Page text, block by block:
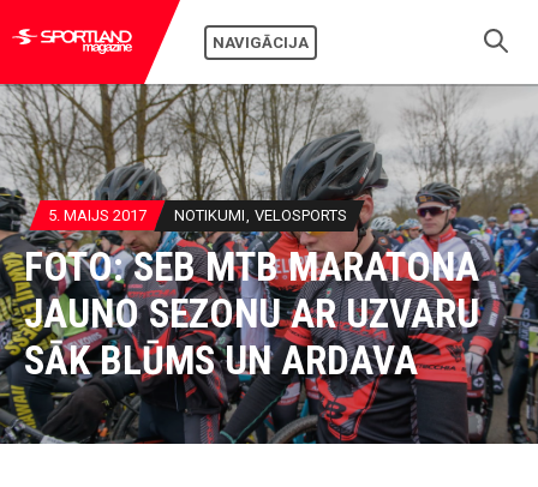
NAVIGĀCIJA
5. MAIJS 2017 NOTIKUMI VELOSPORTS
FOTO: SEB MTB MARATONA
JAUNO SEZONU AR UZVARU
SĀK BLŪMS UN ARDAVA